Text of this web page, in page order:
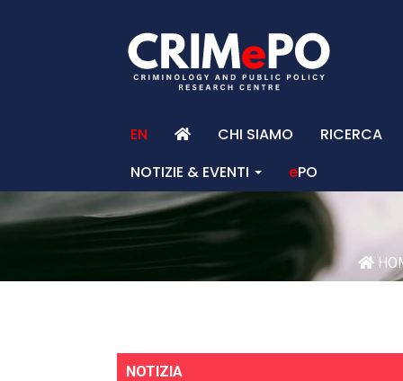
EN CHI SIAMO
RICERCA
NOTIZIE & EVENTI
ePO
NOTIZIA